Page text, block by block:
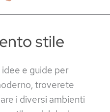
stile
e guide per
troverete
i diversi ambienti